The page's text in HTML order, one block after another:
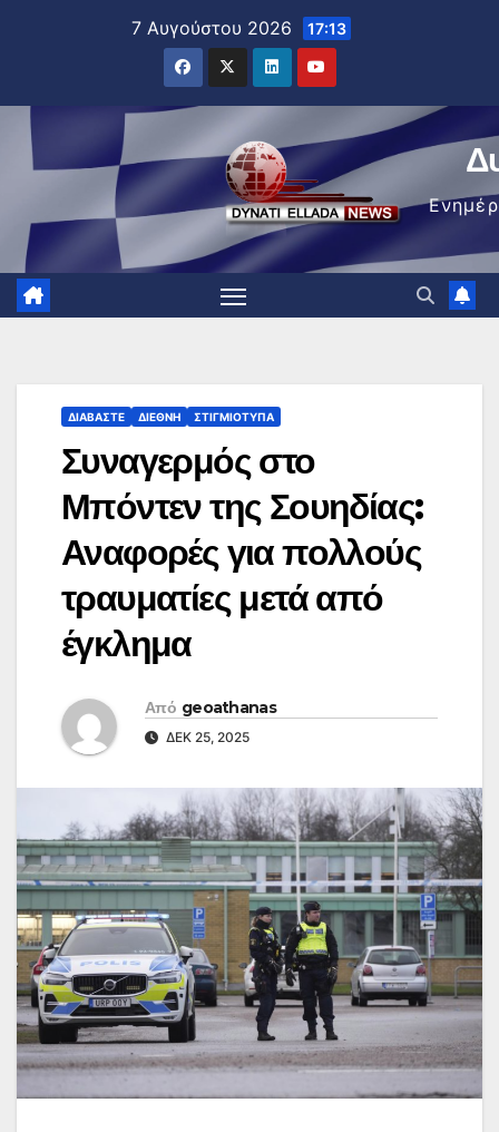
7 Αυγούστου 2026 17:13
ΔΙΑΒΆΣΤΕ ΔΙΕΘΝΉ ΣΤΙΓΜΙΌΤΥΠΑ
Συναγερμός στο
Μπόντεν της Σουηδίας:
Αναφορές για πολλούς
τραυματίες μετά από
έγκλημα
Από geoathanas
ΔΕΚ 25, 2025